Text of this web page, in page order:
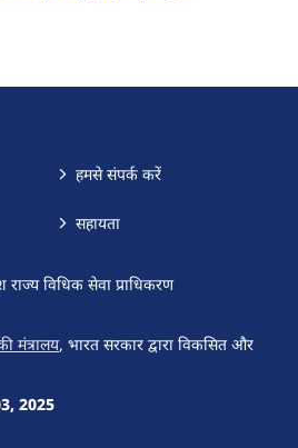
हमसे संपर्क करें
सहायता
राज्य विधिक सेवा प्राधिकरण
मंत्रालय, भारत सरकार द्वारा विकसित और
2025